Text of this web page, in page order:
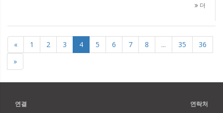
더
« 1 2 3 4 5 6 7 8 ... 35
36
»
연결 연락처